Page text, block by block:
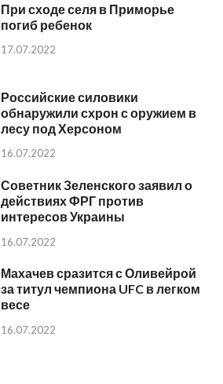
При сходе селя в Приморье
погиб ребенок
17.07.2022
Российские силовики
обнаружили схрон с оружием в
лесу под Херсоном
16.07.2022
Советник Зеленского заявил о
действиях ФРГ против
интересов Украины
16.07.2022
Махачев сразится с Оливейрой
за титул чемпиона UFC в легком
весе
16.07.2022